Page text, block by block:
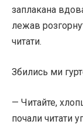
заплакана
лежав
читати.
Збились ми
— Читайте,
почали читати